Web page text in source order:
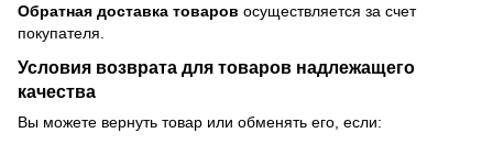
Обратная доставка товаров осуществляется за счет
покупателя.
Условия возврата для товаров надлежащего
качества
Вы можете вернуть товар или обменять его, если: